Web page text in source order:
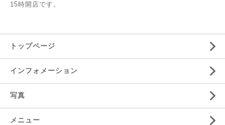
15時開店です。
トップページ
インフォメーション
写真
メニュー